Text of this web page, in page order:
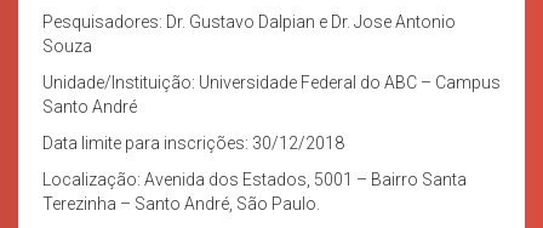
Pesquisadores: Dr. Gustavo Dalpian e Dr. Jose Antonio
Souza
Unidade/Instituição: Universidade Federal do ABC – Campus
Santo André
Data limite para inscrições: 30/12/2018
Localização: Avenida dos Estados, 5001 – Bairro Santa
Terezinha – Santo André, São Paulo.